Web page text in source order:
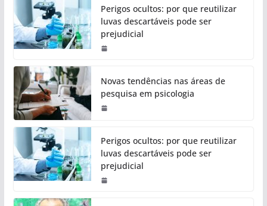
Perigos ocultos: por que reutilizar
luvas descartáveis pode ser
prejudicial
Novas tendências nas áreas de
pesquisa em psicologia
Perigos ocultos: por que reutilizar
luvas descartáveis pode ser
prejudicial